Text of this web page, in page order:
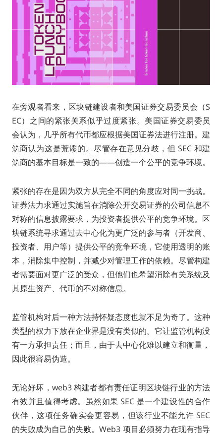
在旁观者看来，区块链建设者和美国证券交易委员会（S
EC）之间的紧张关系似乎过度紧张。美国证券交易委员
会认为，几乎所有代币都应根据美国证券法进行注册。建
筑商认为这是荒谬的。尽管存在意见分歧，但 SEC 和建
筑商的基本目标是一致的——创造一个公平的竞争环境。
紧张的存在是因为双方从完全不同的角度应对同一挑战。
证券法力求通过实施旨在消除公开交易证券的公司信息不
对称的信息披露要求，为投资者提供公平的竞争环境。区
块链系统寻求通过去中心化为更广泛的参与者（开发商、
投资者、用户等）提供公平的竞争环境，它使用透明的账
本，消除集中控制，并减少对管理工作的依赖。尽管构建
者需要面对更广泛的受众，但他们也希望消除有关系统及
其原生资产、代币的不对称信息。
监管机构对后一种方法持怀疑态度也就不足为奇了。这种
类型的权力下放在企业界是没有类似的。它让监管机构没
有一方承担责任；而且，由于去中心化难以建立和衡量，
因此很容易伪造。
无论好坏，web3 构建者都有责任证明区块链行业的方法
有效并且值得考虑。虽然如果 SEC 是一个建设性的合作
伙伴，这项任务确实会更容易，但该行业不能允许 SEC
的失败成为自己的失败。Web3 项目必须努力在现有指导